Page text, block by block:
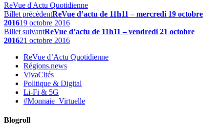
ReVue d'Actu Quotidienne
Billet précédentReVue d’actu de 11h11 – mercredi 19 octobre
201619 octobre 2016
Billet suivantReVue d’actu de 11h11 – vendredi 21 octobre
201621 octobre 2016
ReVue d’Actu Quotidienne
Régions.news
VivaCités
Politique & Digital
Li-Fi & 5G
#Monnaie_Virtuelle
Blogroll